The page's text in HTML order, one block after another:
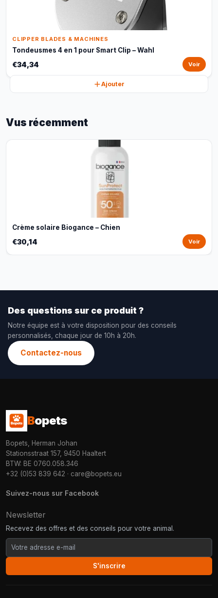
CLIPPER BLADES & MACHINES
Tondeusmes 4 en 1 pour Smart Clip – Wahl
€34,34 Voir
Ajouter
Vus récemment
Crème solaire Biogance – Chien
€30,14 Voir
Des questions sur ce produit ?
Notre équipe est à votre disposition pour des conseils
personnalisés, chaque jour de 10h à 20h.
Contactez-nous
Bopets
Bopets, Herman Johan
Stationsstraat 157, 9450 Haaltert
BTW: BE 0760.058.346
+32 (0)53 839 642 · care@bopets.eu
Suivez-nous sur Facebook
Newsletter
Recevez des offres et des conseils pour votre animal.
S'inscrire